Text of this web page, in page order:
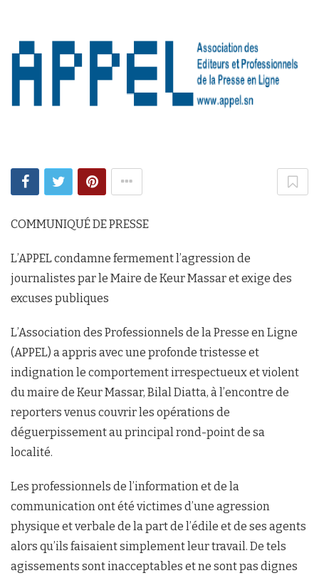
COMMUNIQUÉ DE PRESSE
L’APPEL condamne fermement l’agression de
journalistes par le Maire de Keur Massar et exige des
excuses publiques
L’Association des Professionnels de la Presse en Ligne
(APPEL) a appris avec une profonde tristesse et
indignation le comportement irrespectueux et violent
du maire de Keur Massar, Bilal Diatta, à l’encontre de
reporters venus couvrir les opérations de
déguerpissement au principal rond-point de sa
localité.
Les professionnels de l’information et de la
communication ont été victimes d’une agression
physique et verbale de la part de l’édile et de ses agents
alors qu’ils faisaient simplement leur travail. De tels
agissements sont inacceptables et ne sont pas dignes